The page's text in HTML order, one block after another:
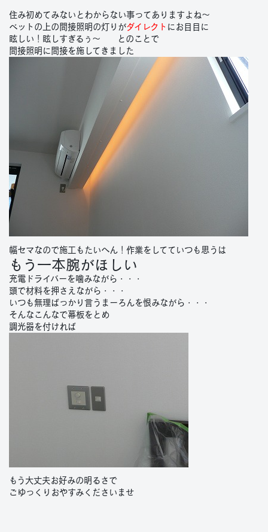
住み初めてみないとわからない事ってありますよね〜
ベットの上の間接照明の灯りがダイレクト にお目目に
眩しい！眩しすぎるぅ〜 とのことで
間接照明に間接を施してきました
幅セマなので施工もたいへん！作業をしてていつも思うは
もう一本腕がほしい
充電ドライバーを噛みながら・・・
頭で材料を押さえながら・・・
いつも無理ばっかり言うまーろんを恨みながら・・・
そんなこんなで幕板をとめ
調光器を付ければ
もう大丈夫お好みの明るさで
ごゆっくりおやすみくださいませ